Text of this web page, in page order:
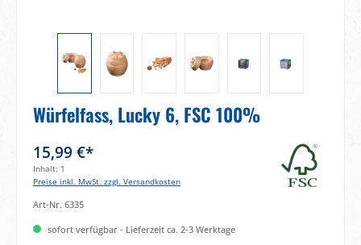
Würfelfass, Lucky 6, FSC 100%
15,99 €*
Inhalt: 1
Preise inkl. MwSt. zzgl. Versandkosten
Art-Nr. 6335
sofort verfügbar - Lieferzeit ca. 2-3 Werktage